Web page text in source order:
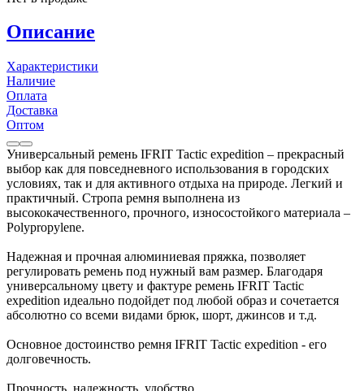
Описание
Характеристики
Наличие
Оплата
Доставка
Оптом
Универсальный ремень IFRIT Tactic expedition – прекрасный
выбор как для повседневного использования в городских
условиях, так и для активного отдыха на природе. Легкий и
практичный. Стропа ремня выполнена из
высококачественного, прочного, износостойкого материала –
Polypropylene.
Надежная и прочная алюминиевая пряжка, позволяет
регулировать ремень под нужный вам размер. Благодаря
универсальному цвету и фактуре ремень IFRIT Tactic
expedition идеально подойдет под любой образ и сочетается
абсолютно со всеми видами брюк, шорт, джинсов и т.д.
Основное достоинство ремня IFRIT Tactic expedition - его
долговечность.